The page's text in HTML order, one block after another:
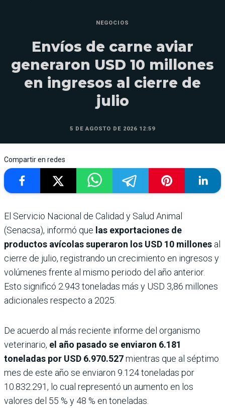
NEGOCIOS
Envíos de carne aviar
generaron USD 10 millones
en ingresos al cierre de
julio
5 DE AGOSTO DE 2026 12:59
Compartir en redes
El Servicio Nacional de Calidad y Salud Animal
(Senacsa), informó que las exportaciones de
productos avícolas superaron los USD 10 millones al
cierre de julio, registrando un crecimiento en ingresos y
volúmenes frente al mismo periodo del año anterior.
Esto significó 2.943 toneladas más y USD 3,86 millones
adicionales respecto a 2025.
De acuerdo al más reciente informe del organismo
veterinario, el año pasado se enviaron 6.181
toneladas por USD 6.970.527mientras que al séptimo
mes de este año se enviaron 9.124 toneladas por
10.832.291, lo cual representó un aumento en los
valores del 55 % y 48 % en toneladas.